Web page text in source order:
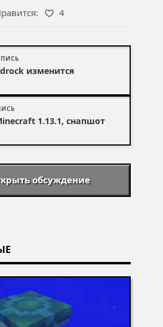
4
изменится
1.13.1, снапшот
обсуждение